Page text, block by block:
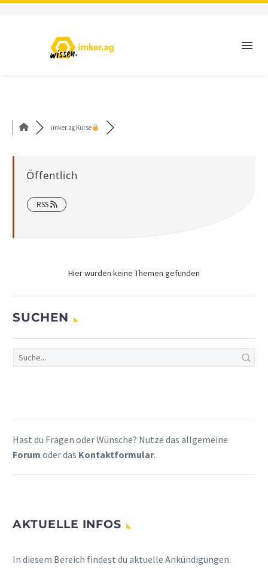
imker.ag Kurse
Öffentlich
RSS
Hier wurden keine Themen gefunden
SUCHEN
Hast du Fragen oder Wünsche? Nutze das allgemeine
Forum oder das Kontaktformular.
AKTUELLE INFOS
In diesem Bereich findest du aktuelle Ankündigungen.